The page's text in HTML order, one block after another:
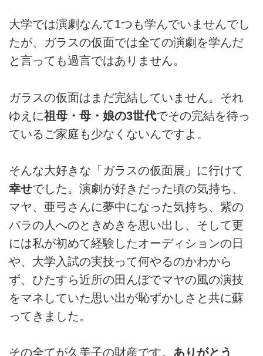
大学では演劇なんて1つも学んでいませんでし
たが、ガラスの仮面では全ての演劇を学んだ
と言っても過言ではありません。
ガラスの仮面はまだ完結していません。それ
ゆえに祖母・母・娘の3世代でその完結を待っ
ているご家庭も少なくないんですよ。
そんな大好きな「ガラスの仮面展」に行けて
幸せでした。演劇が好きだった頃の気持ち、
マヤ、亜弓さんに夢中になった気持ち、紫の
バラの人へのときめきを思い出し、そして更
には私が初めて経験したオーディションの日
や、大学入試の実技って何やるのかわから
ず、ひたすら近所の田んぼでマヤの風の演技
をマネしていた思い出が恥ずかしさと共に蘇
ってきました。
その全てが久美子の財産です。 ありがとう